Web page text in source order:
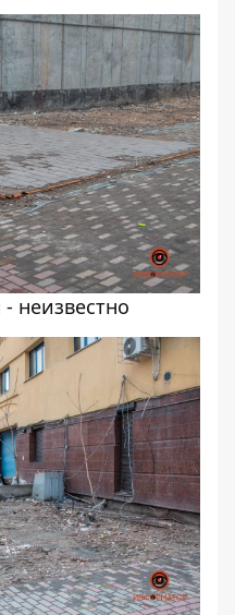
неизвестно